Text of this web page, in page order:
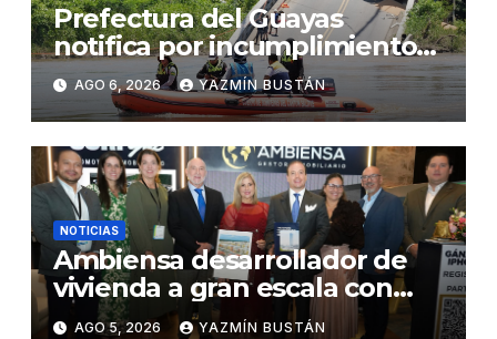
Prefectura del Guayas
notifica por incumplimiento
contractual a la Concesionaria
CONORTE y exige celeridad
en desmontaje del puente
Gonzalo Icaza Cornejo, en
Daule
AGO 6, 2026 YAZMÍN BUSTÁN
NOTICIAS
Ambiensa desarrollador de
vivienda a gran escala con
estándares internacionales
AGO 5, 2026 YAZMÍN BUSTÁN